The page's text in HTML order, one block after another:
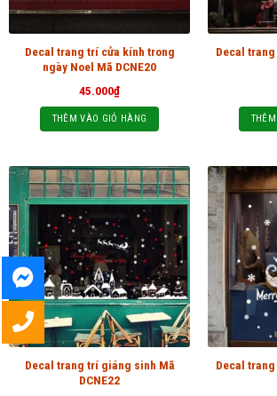
Decal trang trí cửa kính trong
ngày Noel Mã DCNE20
45.000₫
THÊM VÀO GIỎ HÀNG
Decal
Decal trang trí giáng sinh Mã
DCNE22
Decal